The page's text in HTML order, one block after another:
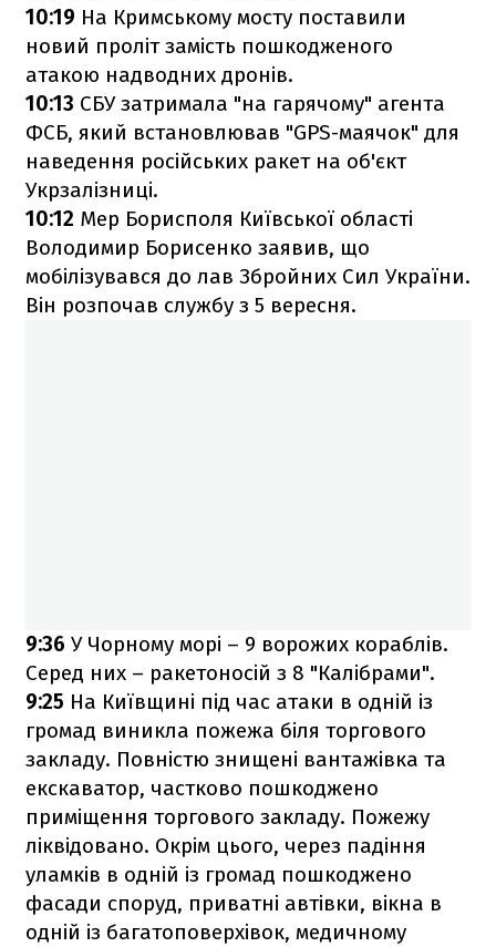
10:19 На Кримському мосту поставили
новий проліт замість пошкодженого
атакою надводних дронів.
10:13 СБУ затримала "на гарячому" агента
ФСБ, який встановлював "GPS-маячок" для
наведення російських ракет на об'єкт
Укрзалізниці.
10:12 Мер Борисполя Київської області
Володимир Борисенко заявив, що
мобілізувався до лав Збройних Сил України.
Він розпочав службу з 5 вересня.
9:36 У Чорному морі – 9 ворожих кораблів.
Серед них – ракетоносій з 8 "Калібрами".
9:25 На Київщині під час атаки в одній із
громад виникла пожежа біля торгового
закладу. Повністю знищені вантажівка та
екскаватор, частково пошкоджено
приміщення торгового закладу. Пожежу
ліквідовано. Окрім цього, через падіння
уламків в одній із громад пошкоджено
фасади споруд, приватні автівки, вікна в
одній із багатоповерхівок, медичному